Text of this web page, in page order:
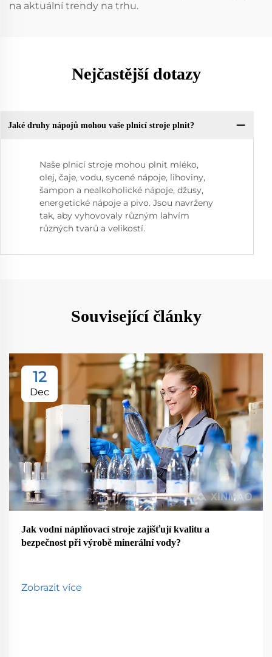
na aktuální trendy na trhu.
Nejčastější dotazy
Jaké druhy nápojů mohou vaše plnicí stroje plnit?
Naše plnicí stroje mohou plnit mléko,
olej, čaje, vodu, sycené nápoje, lihoviny,
šampon a nealkoholické nápoje, džusy,
energetické nápoje a pivo. Jsou navrženy
tak, aby vyhovovaly různým lahvím
různých tvarů a velikostí.
Související články
12
Dec
Jak vodní náplňovací stroje zajišťují kvalitu a
bezpečnost při výrobě minerální vody?
Zobrazit více